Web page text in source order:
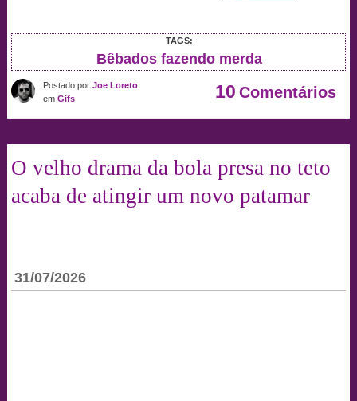
TAGS:
Bêbados fazendo merda
Postado por Joe Loreto
em Gifs 10 Comentários
O velho drama da bola presa no teto
acaba de atingir um novo patamar
31/07/2026